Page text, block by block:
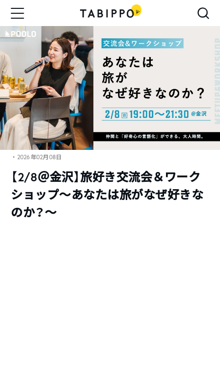
・2026年02月08日
【2/8＠金沢】旅好き交流会＆ワーク
ショップ〜あなたは旅がなぜ好きな
のか？〜